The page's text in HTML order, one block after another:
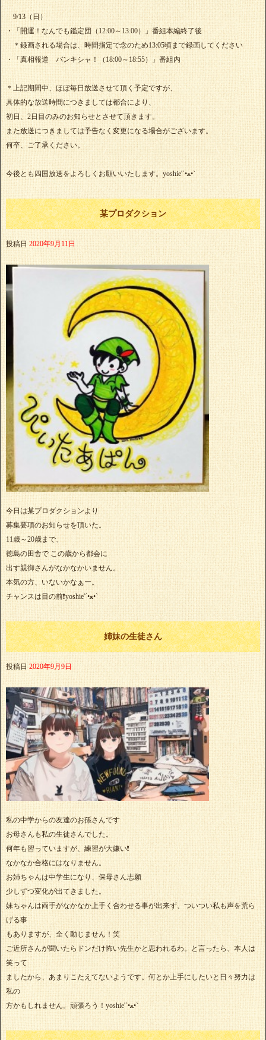
9/13（日）
・「開運！なんでも鑑定団（12:00～13:00）」番組本編終了後
＊録画される場合は、時間指定で念のため13:05頃まで録画してください
・「真相報道 バンキシャ！（18:00～18:55）」番組内
＊上記期間中、ほぼ毎日放送させて頂く予定ですが、
具体的な放送時間につきましては都合により、
初日、2日目のみのお知らせとさせて頂きます。
また放送につきましては予告なく変更になる場合がございます。
何卒、ご了承ください。
今後とも四国放送をよろしくお願いいたします。yoshie'‎´•ﻌ•`
某プロダクション
投稿日 2020年9月11日
今日は某プロダクションより
募集要項のお知らせを頂いた。
11歳～20歳まで、
徳島の田舎で この歳から都会に
出す親御さんがなかなかいません。
本気の方、いないかなぁー。
チャンスは目の前❗yoshie'‎´•ﻌ•`
姉妹の生徒さん
投稿日 2020年9月9日
私の中学からの友達のお孫さんです
お母さんも私の生徒さんでした。
何年も習っていますが、練習が大嫌い❗
なかなか合格にはなりません。
お姉ちゃんは中学生になり、保母さん志願
少しずつ変化が出てきました。
妹ちゃんは両手がなかなか上手く合わせる事が出来ず、ついつい私も声を荒ら
げる事
もありますが、全く動じません！笑
ご近所さんが聞いたらドンだけ怖い先生かと思われるわ。と言ったら、本人は
笑って
ましたから、あまりこたえてないようです。何とか上手にしたいと日々努力は
私の
方かもしれません。頑張ろう！yoshie'‎´•ﻌ•`